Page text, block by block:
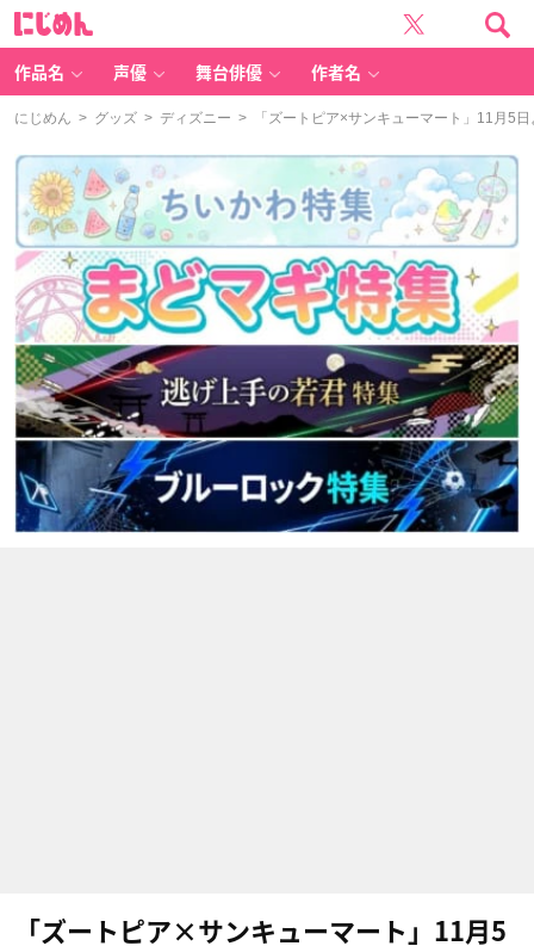
作品名 声優 舞台俳優 作者名
にじめん > グッズ > ディズニー > 「ズートピア×サンキューマート」11月5
「ズートピア×サンキューマート」11月5